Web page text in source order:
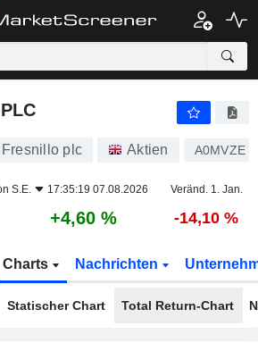
plc Aktien A0MVZE
S.E. 17:35:19 07.08.2026 Veränd. 1. Jan.
+4,60 % -14,10 %
Charts Nachrichten
Statischer Chart Total Return-Chart